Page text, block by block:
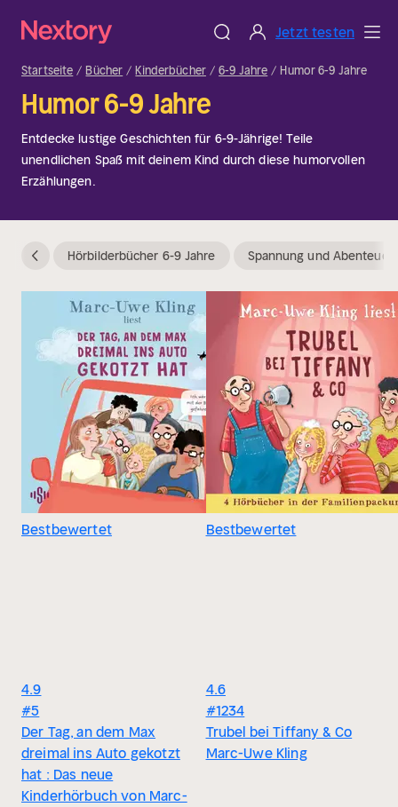
Jetzt testen
Startseite Bücher Kinderbücher 6-9 Jahre Humor 6-9 Jahre
Humor 6-9 Jahre
Entdecke lustige Geschichten für 6-9-Jährige! Teile
unendlichen Spaß mit deinem Kind durch diese humorvollen
Erzählungen.
Hörbilderbücher 6-9 Jahre Spannung und
Bestbewertet
4.9
#5
Der Tag, an dem Max
dreimal ins Auto gekotzt
hat : Das neue
Kinderhörbuch von Marc-
Bestbewertet
4.6
#1234
Trubel bei Tiffany & Co
Marc-Uwe Kling